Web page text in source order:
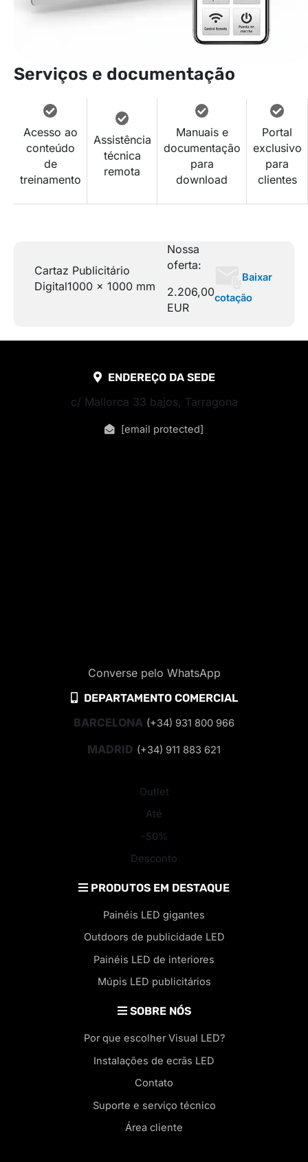
Serviços e documentação
Acesso ao
conteúdo
de
treinamento
Assistência
técnica
remota
Manuais e
documentação
para
download
Portal
exclusivo
para
clientes
Cartaz Publicitário
Digital1000 x 1000 mm
Nossa
oferta:
2.206,00
EUR
Baixar
cotação
ENDEREÇO DA SEDE
c/ Mallorca 33 bajos, Tarragona
[email protected]
Converse pelo WhatsApp
DEPARTAMENTO COMERCIAL
BARCELONA (+34) 931 800 966
MADRID (+34) 911 883 621
Outlet
Até
-50%
Desconto
PRODUTOS EM DESTAQUE
Painéis LED gigantes
Outdoors de publicidade LED
Painéis LED de interiores
Múpis LED publicitários
SOBRE NÓS
Por que escolher Visual LED?
Instalações de ecrãs LED
Contato
Suporte e serviço técnico
Área cliente